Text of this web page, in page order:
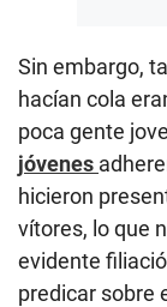
Sin embargo,
hacían cola
poca gente
jóvenes
hicieron
vítores, lo que
evidente
predicar sobre